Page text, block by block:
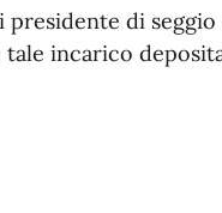
di
incarico